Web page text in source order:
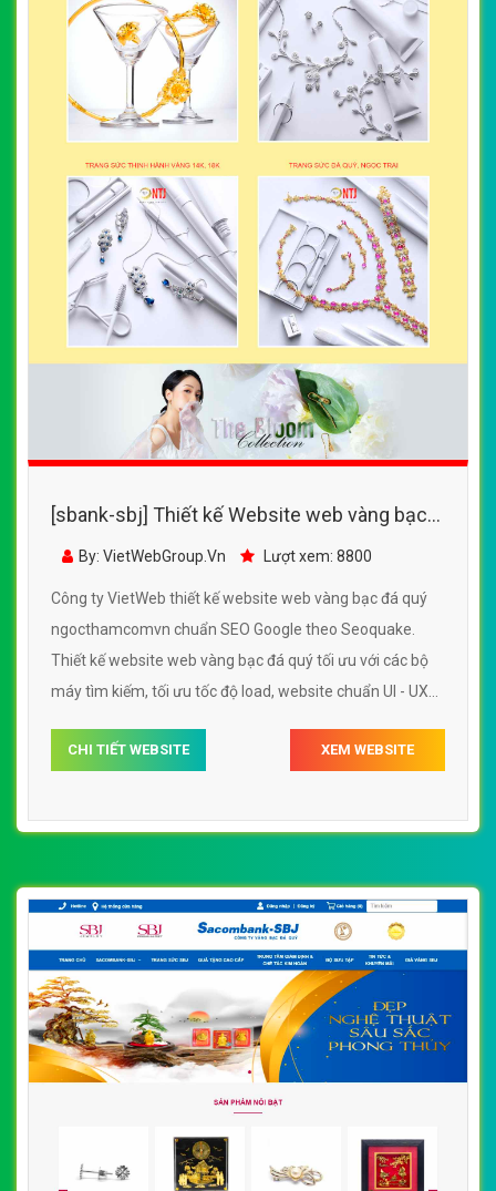
[sbank-sbj] Thiết kế Website web vàng bạc
đá quý - ngocthamcomvn
By: VietWebGroup.Vn Lượt xem: 8800
Công ty VietWeb thiết kế website web vàng bạc đá quý
ngocthamcomvn chuẩn SEO Google theo Seoquake.
Thiết kế website web vàng bạc đá quý tối ưu với các bộ
máy tìm kiếm, tối ưu tốc độ load, website chuẩn UI - UX
bạc đá quý ngocthamcomvn
CHI TIẾT WEBSITE XEM WEBSITE